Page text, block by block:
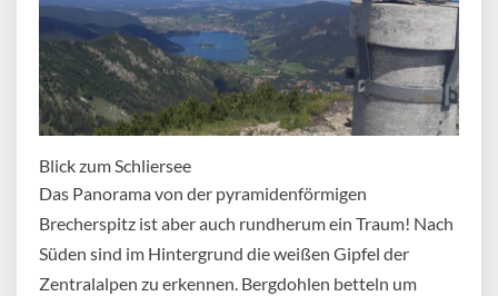
Blick zum Schliersee
Das Panorama von der pyramidenförmigen
Brecherspitz ist aber auch rundherum ein Traum! Nach
Süden sind im Hintergrund die weißen Gipfel der
Zentralalpen zu erkennen. Bergdohlen betteln um